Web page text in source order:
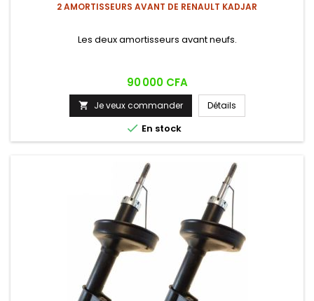
2 AMORTISSEURS AVANT DE RENAULT KADJAR
Les deux amortisseurs avant neufs.
Prix
90 000 CFA
 Je veux commander Détails
 En stock